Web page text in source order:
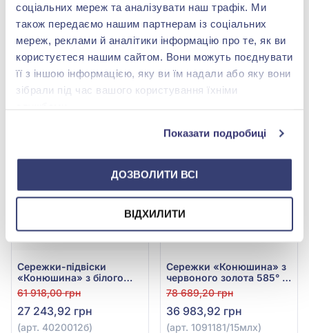
соціальних мереж та аналізувати наш трафік. Ми
також передаємо нашим партнерам із соціальних
мереж, реклами й аналітики інформацію про те, як ви
користуєтеся нашим сайтом. Вони можуть поєднувати
її з іншою інформацією, яку ви їм надали або яку вони
зібрали під час вашого користування їхніми
Показати подробиці
ДОЗВОЛИТИ ВСІ
ВІДХИЛИТИ
Сережки-пусети
золота 585° із зеленим
малахітом, арт.
31 872,00 грн
(арт. 4020013ж)
Купити
Сережки-підвіски з
жовтого золота 585° із
Зеленим Малахітом, арт.
4020012ж
60 424,00 грн
26 586,56 грн
(арт. 4020012ж)
Купити
Сережки-підвіски
«Конюшина» з білого
золота 585° із Зеленим
Малахітом, арт.
4020012б
61 918,00 грн
27 243,92 грн
(арт. 4020012б)
Сережки «Конюшина» з
червоного золота 585° із
зеленим малахітом та
фіанітом, арт.
1091181/15млх
78 689,20 грн
36 983,92 грн
(арт. 1091181/15млх)